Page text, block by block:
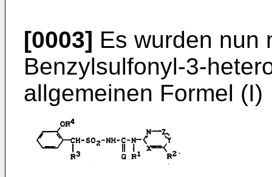
[0003] Es wurden nun
Benzylsulfonyl-3-­
allgemeinen Formel (I)